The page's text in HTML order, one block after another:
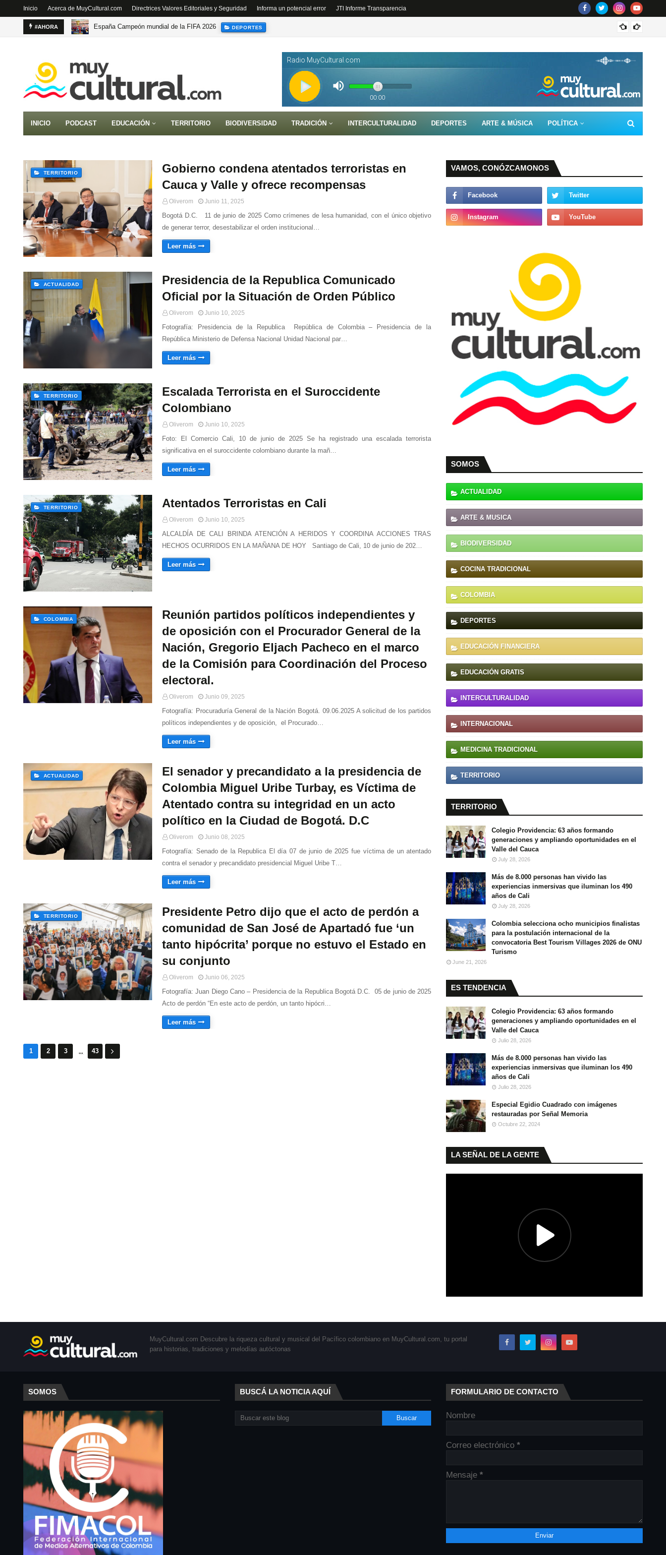
Inicio Acerca de MuyCultural.com Directrices Valores Editoriales y Seguridad Informa un potencial error JTI Informe Transparencia
#AHORA España Campeón mundial de la FIFA 2026 DEPORTES
INICIO PODCAST EDUCACIÓN TERRITORIO BIODIVERSIDAD TRADICIÓN INTERCULTURALIDAD DEPORTES ARTE & MÚSICA POLÍTICA
TERRITORIO
Gobierno condena atentados terroristas en
Cauca y Valle y ofrece recompensas
Oliverom Junio 11, 2025
Bogotá D.C. 11 de junio de 2025 Como crímenes de lesa humanidad, con el único objetivo
de generar terror, desestabilizar el orden institucional…
Leer más
ACTUALIDAD
Presidencia de la Republica Comunicado
Oficial por la Situación de Orden Público
Oliverom Junio 10, 2025
Fotografía: Presidencia de la Republica República de Colombia – Presidencia de la
República Ministerio de Defensa Nacional Unidad Nacional par…
Leer más
TERRITORIO
Escalada Terrorista en el Suroccidente
Colombiano
Oliverom Junio 10, 2025
Foto: El Comercio Cali, 10 de junio de 2025 Se ha registrado una escalada terrorista
significativa en el suroccidente colombiano durante la mañ…
Leer más
TERRITORIO Atentados Terroristas en Cali
Oliverom Junio 10, 2025
ALCALDÍA DE CALI BRINDA ATENCIÓN A HERIDOS Y COORDINA ACCIONES TRAS
HECHOS OCURRIDOS EN LA MAÑANA DE HOY Santiago de Cali, 10 de junio de 202…
Leer más
COLOMBIA
Reunión partidos políticos independientes y
de oposición con el Procurador General de la
Nación, Gregorio Eljach Pacheco en el marco
de la Comisión para Coordinación del Proceso
electoral.
Oliverom Junio 09, 2025
Fotografía: Procuraduría General de la Nación Bogotá. 09.06.2025 A solicitud de los partidos
políticos independientes y de oposición, el Procurado…
Leer más
ACTUALIDAD
El senador y precandidato a la presidencia de
Colombia Miguel Uribe Turbay, es Víctima de
Atentado contra su integridad en un acto
político en la Ciudad de Bogotá. D.C
Oliverom Junio 08, 2025
Fotografía: Senado de la Republica El día 07 de junio de 2025 fue víctima de un atentado
contra el senador y precandidato presidencial Miguel Uribe T…
Leer más
TERRITORIO
Presidente Petro dijo que el acto de perdón a
comunidad de San José de Apartadó fue ‘un
tanto hipócrita’ porque no estuvo el Estado en
su conjunto
Oliverom Junio 06, 2025
Fotografía: Juan Diego Cano – Presidencia de la Republica Bogotá D.C. 05 de junio de 2025
Acto de perdón “En este acto de perdón, un tanto hipócri…
Leer más
1 2 3 ... 43
VAMOS, CONÓZCAMONOS
SOMOS
ACTUALIDAD
ARTE & MUSICA
BIODIVERSIDAD
COCINA TRADICIONAL
COLOMBIA
DEPORTES
EDUCACIÓN FINANCIERA
EDUCACIÓN GRATIS
INTERCULTURALIDAD
INTERNACIONAL
MEDICINA TRADICIONAL
TERRITORIO
TERRITORIO
Colegio Providencia: 63 años formando
generaciones y ampliando oportunidades en el
Valle del Cauca
July 28, 2026
Más de 8.000 personas han vivido las
experiencias inmersivas que iluminan los 490
años de Cali
July 28, 2026
Colombia selecciona ocho municipios finalistas
para la postulación internacional de la
convocatoria Best Tourism Villages 2026 de ONU
Turismo
June 21, 2026
ES TENDENCIA
Colegio Providencia: 63 años formando
generaciones y ampliando oportunidades en el
Valle del Cauca
Julio 28, 2026
Más de 8.000 personas han vivido las
experiencias inmersivas que iluminan los 490
años de Cali
Julio 28, 2026
Especial Egidio Cuadrado con imágenes
restauradas por Señal Memoria
Octubre 22, 2024
LA SEÑAL DE LA GENTE
MuyCultural.com Descubre la riqueza cultural y musical del Pacífico colombiano en MuyCultural.com, tu portal
para historias, tradiciones y melodías autóctonas
SOMOS BUSCÁ LA NOTICIA AQUÍ FORMULARIO DE CONTACTO
Nombre
Correo electrónico*
Mensaje*